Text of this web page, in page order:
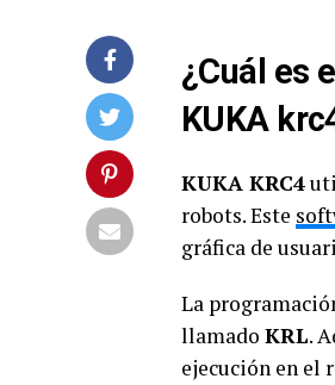
¿Cuál es
KUKA
KUKA KRC4
robots. Este
gráfica de
La
llamado KRL.
ejecución en el